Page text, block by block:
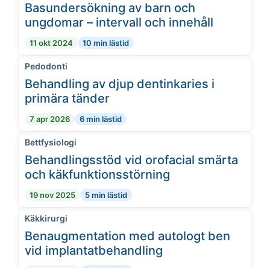
Basundersökning av barn och
ungdomar – intervall och innehåll
11 okt 2024 10 min lästid
Pedodonti
Behandling av djup dentinkaries i
primära tänder
7 apr 2026 6 min lästid
Bettfysiologi
Behandlingsstöd vid orofacial smärta
och käkfunktionsstörning
19 nov 2025 5 min lästid
Käkkirurgi
Benaugmentation med autologt ben
vid implantatbehandling